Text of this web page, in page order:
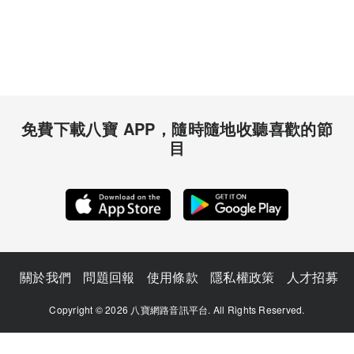
免費下載八寶 APP，隨時隨地收聽喜歡的節
目
關於我們 問題回報 使用條款 隱私權政策 人才招募
Copyright © 2026 八寶網路音訊平台. All Rights Reserved.